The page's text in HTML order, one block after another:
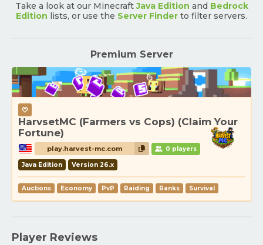
Take a look at our MinecraftJava Edition and Bedrock
Edition lists, or use the Server Finder to filter servers.
Premium Server
HarvsetMC (Farmers vs Cops) (Claim Your
Fortune)
play.harvest-mc.com 0 players
Java Edition Version 26.x
Auctions Economy PvP Raiding Ranks Survival
Player Reviews